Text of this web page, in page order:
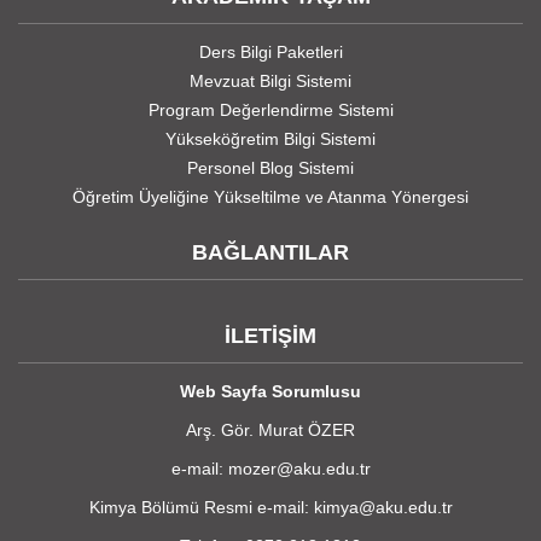
Ders Bilgi Paketleri
Mevzuat Bilgi Sistemi
Program Değerlendirme Sistemi
Yükseköğretim Bilgi Sistemi
Personel Blog Sistemi
Öğretim Üyeliğine Yükseltilme ve Atanma Yönergesi
BAĞLANTILAR
İLETİŞİM
Web Sayfa Sorumlusu
Arş. Gör. Murat ÖZER
e-mail: mozer@aku.edu.tr
Kimya Bölümü Resmi e-mail: kimya@aku.edu.tr